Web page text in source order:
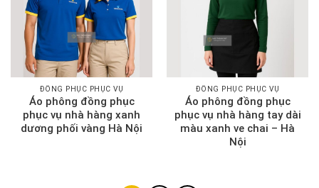
ĐỒNG PHỤC PHỤC VỤ
Áo phông đồng phục
phục vụ nhà hàng xanh
dương phối vàng Hà Nội
ĐỒNG PHỤC PHỤC VỤ
Áo phông đồng phục
phục vụ nhà hàng tay dài
màu xanh ve chai – Hà
Nội